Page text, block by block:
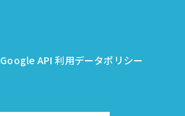
API 利用データポリシー